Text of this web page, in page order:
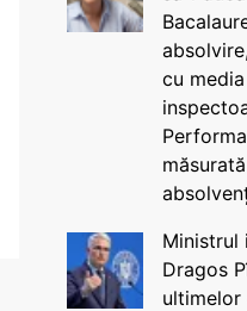
cu
Ministrul
Dragos
ultimelor